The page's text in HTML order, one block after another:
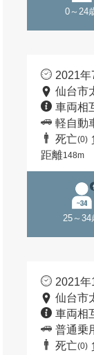
0～24
2021年
仙台市
車両相
軽自動
死亡(0)
距離148m
25～34
2021年
仙台市
車両相
普通乗
死亡(0)